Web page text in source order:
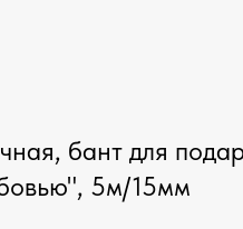
бант для
5м/15мм